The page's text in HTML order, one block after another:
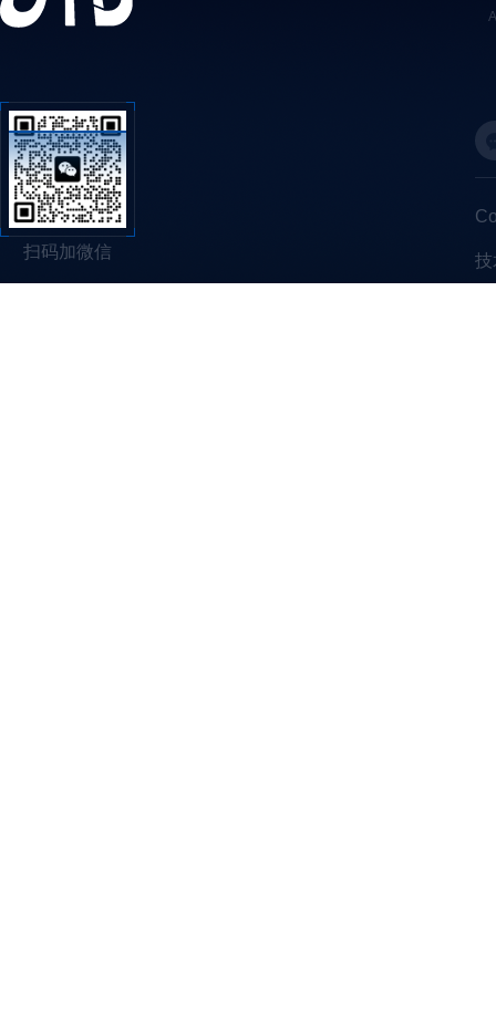
扫码加微信 技